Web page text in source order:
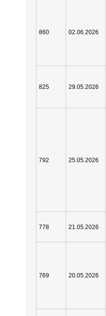
860 02.06.2026
825 29.05.2026
792 25.05.2026
778 21.05.2026
769 20.05.2026